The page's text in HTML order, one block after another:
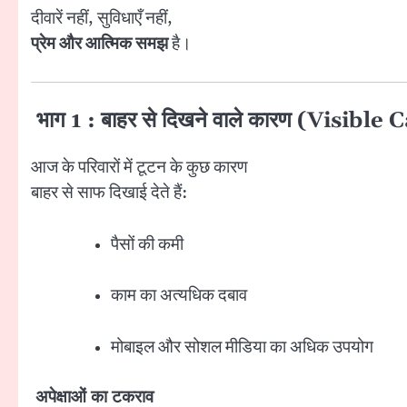
दीवारें नहीं, सुविधाएँ नहीं,
प्रेम और आत्मिक समझहै।
भाग 1 : बाहर से दिखने वाले कारण (Visible
आज के परिवारों में टूटन के कुछ कारण
बाहर से साफ दिखाई देते हैं:
पैसों की कमी
काम का अत्यधिक दबाव
मोबाइल और सोशल मीडिया का अधिक उपयोग
अपेक्षाओं का टकराव